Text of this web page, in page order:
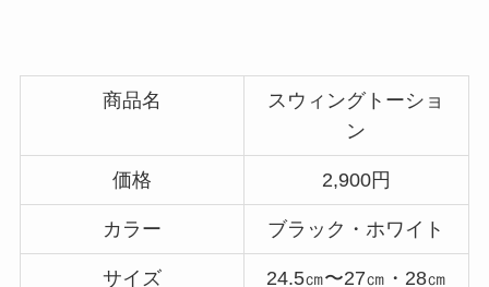
商品名
スウィングトーショ
ン
価格 2,900円
カラー ブラック・ホワイト
サイズ 24.5㎝〜27㎝・28㎝